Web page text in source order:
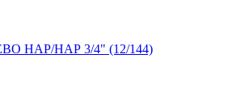
НАР/НАР 3/4" (12/144)